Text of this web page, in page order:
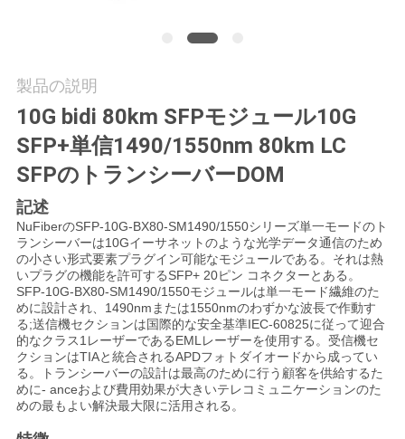
絡
し
な
さ
い
ニ
ュ
ー
ス
製品の説明
10G bidi 80km SFPモジュール10G
SFP+単信1490/1550nm 80km LC
SFPのトランシーバーDOM
記述
NuFiberのSFP-10G-BX80-SM1490/1550シリーズ単一モードのト
ランシーバーは10Gイーサネットのような光学データ通信のため
の小さい形式要素プラグイン可能なモジュールである。それは熱
いプラグの機能を許可するSFP+ 20ピン コネクターとある。
SFP-10G-BX80-SM1490/1550モジュールは単一モード繊維のた
めに設計され、1490nmまたは1550nmのわずかな波長で作動す
る;送信機セクションは国際的な安全基準IEC-60825に従って迎合
的なクラス1レーザーであるEMLレーザーを使用する。受信機セ
クションはTIAと統合されるAPDフォトダイオードから成ってい
る。トランシーバーの設計は最高のために行う顧客を供給するた
めに- anceおよび費用効果が大きいテレコミュニケーションのた
めの最もよい解決最大限に活用される。